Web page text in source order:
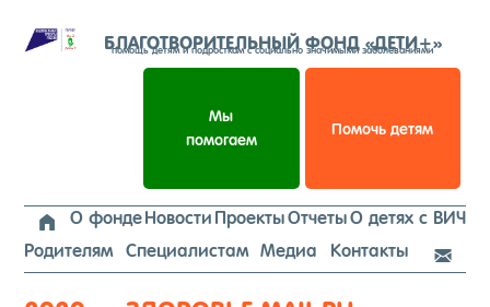
к
содержимому
БЛАГОТВОРИТЕЛЬНЫЙ ФОНД «ДЕТИ+»
помощь детям и подросткам с социально значимыми заболеваниями
Мы
помогаем
Помочь детям
 О фондеНовости ПроектыОтчетыО детях с ВИЧ
Родителям
Специалистам Медиа Контакты 